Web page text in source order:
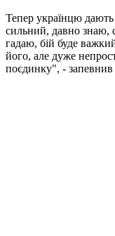
Тепер українцю
сильний, давно знаю,
гадаю, бій буде
його, але дуже
поєдинку", -